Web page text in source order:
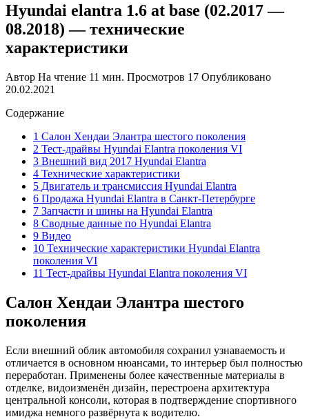
Hyundai elantra 1.6 at base (02.2017 —
08.2018) — технические
характеристики
Автор На чтение 11 мин. Просмотров 17 Опубликовано
20.02.2021
Содержание
1 Салон Хендаи Элантра шестого поколения
2 Тест-драйвы Hyundai Elantra поколения VI
3 Внешний вид 2017 Hyundai Elantra
4 Технические характеристики
5 Двигатель и трансмиссия Hyundai Elantra
6 Продажа Hyundai Elantra в Санкт-Петербурге
7 Запчасти и шины на Hyundai Elantra
8 Сводные данные по Hyundai Elantra
9 Видео
10 Технические характеристики Hyundai Elantra
поколения VI
11 Тест-драйвы Hyundai Elantra поколения VI
Салон Хендаи Элантра шестого
поколения
Если внешний облик автомобиля сохранил узнаваемость и
отличается в основном нюансами, то интерьер был полностью
переработан. Применены более качественные материалы в
отделке, видоизменён дизайн, перестроена архитектура
центральной консоли, которая в подтверждение спортивного
имиджа немного развёрнута к водителю.